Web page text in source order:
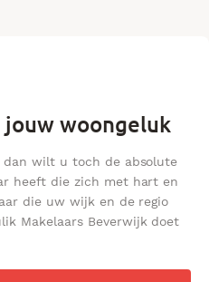
jouw woongeluk
dan wilt u toch de absolute
heeft die zich met hart en
die uw wijk en de regio
Makelaars Beverwijk doet